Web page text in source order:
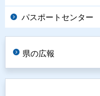
パスポートセンター
県の広報